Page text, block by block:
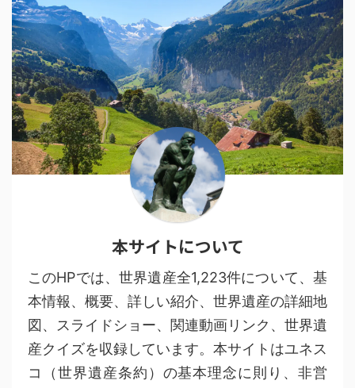
本サイトについて
このHPでは、世界遺産全1,223件について、基
本情報、概要、詳しい紹介、世界遺産の詳細地
図、スライドショー、関連動画リンク、世界遺
産クイズを収録しています。本サイトはユネス
コ（世界遺産条約）の基本理念に則り、非営